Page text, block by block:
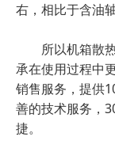
右，相比于含油
所以机箱散热
承在使用过程中
销售服务，提供
善的技术服务，
捷。